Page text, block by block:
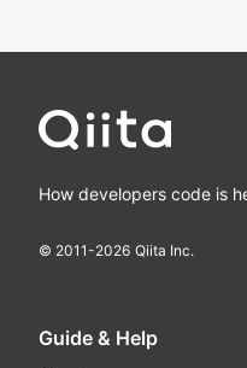
How developers code is
© 2011-2026 Qiita Inc.
Guide & Help